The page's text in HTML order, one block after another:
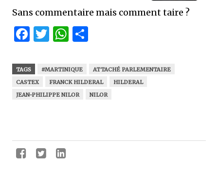
Sans commentaire mais comment taire ?
Facebook
Twitter
WhatsApp
TAGS #MARTINIQUE
ATTACHÉ PARLEMENTAIRE
CASTEX
FRANCK HILDERAL
HILDERAL
JEAN-PHILIPPE NILOR
NILOR